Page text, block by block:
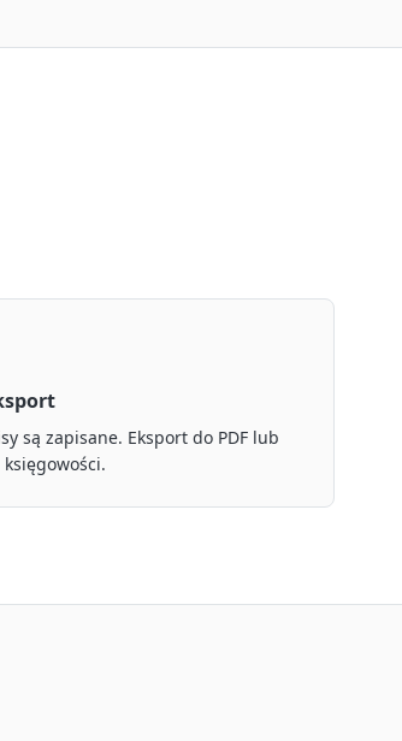
są zapisane. Eksport do PDF lub
księgowości.